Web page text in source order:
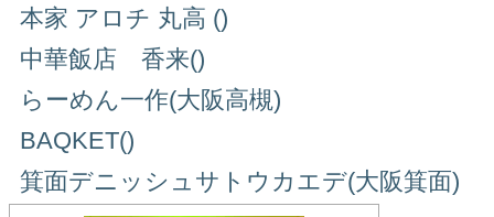
本家 アロチ 丸高 ()
中華飯店 香来()
らーめん一作(大阪高槻)
BAQKET()
箕面デニッシュサトウカエデ(大阪箕面)